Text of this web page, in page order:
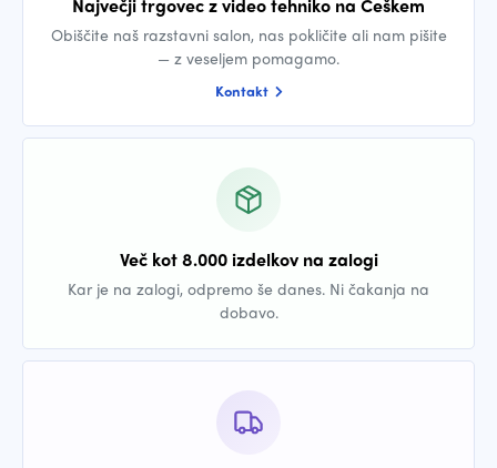
Obiščite naš razstavni salon, nas pokličite ali nam pišite
— z veseljem pomagamo.
Kontakt
Več kot 8.000 izdelkov na zalogi
Kar je na zalogi, odpremo še danes. Ni čakanja na
dobavo.